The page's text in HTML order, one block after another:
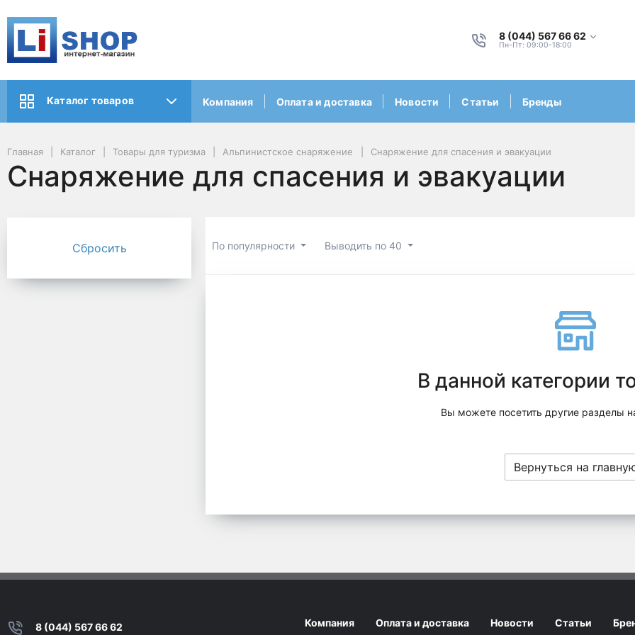
8 (044) 567 66 62
Пн-Пт: 09:00-18:00
Каталог товаров Компания Оплата и доставка Новости Статьи Бренды
Главная Каталог Товары для туризма Альпинистское снаряжение Снаряжение для спасения и эвакуации
Снаряжение для спасения и эвакуации
По популярности Выводить по 40
В данной категории
Вы можете посетить другие разделы
Вернуться на
8 (044) 567 66 62 Компания Оплата и доставка Новости Статьи